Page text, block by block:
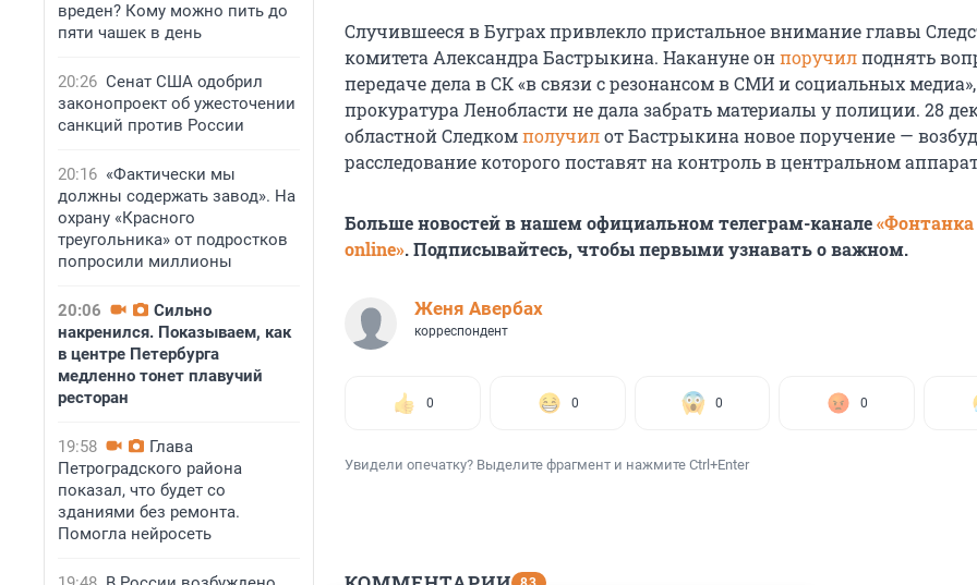
вреден? Кому можно пить до
пяти чашек в день
20:26 Сенат США одобрил
законопроект об ужесточении
санкций против России
20:16 «Фактически мы
должны содержать завод». На
охрану «Красного
треугольника» от подростков
попросили миллионы
20:06
Сильно
накренился. Показываем, как
в центре Петербурга
медленно тонет плавучий
ресторан
19:58
Глава
Петроградского района
показал, что будет со
зданиями без ремонта.
Помогла нейросеть
Случившееся в Буграх привлекло пристальное внимание главы
комитета Александра Бастрыкина. Накануне онпоручилподнять
передаче дела в СК «в связи с резонансом в СМИ и социальных
прокуратура Ленобласти не дала забрать материалы у полиции. 28
областной Следкомполучилот Бастрыкина новое поручение —
расследование которого поставят на контроль в центральном
Больше новостей в нашем официальном телеграм-канале«Фонтанка
online». Подписывайтесь, чтобы первыми узнавать о важном.
Женя Авербах
корреспондент
0 0 0 0
Увидели опечатку? Выделите фрагмент и нажмите Ctrl+Enter